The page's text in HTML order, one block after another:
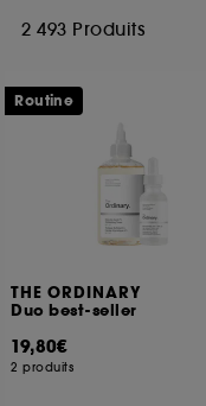
2 493 Produits
THE ORDINARY
Duo best-seller
19,80€
2 produits
Routine